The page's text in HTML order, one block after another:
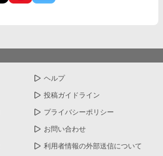
ヘルプ
投稿ガイドライン
プライバシーポリシー
お問い合わせ
利用者情報の外部送信について